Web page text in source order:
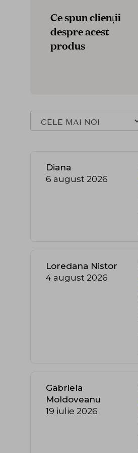
Ce spun clienții
despre acest
produs
Diana
6 august 2026
Loredana Nistor
4 august 2026
Gabriela
Moldoveanu
19 iulie 2026